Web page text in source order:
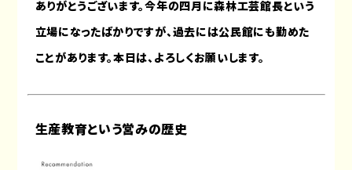
ありがとうございます。今年の四月に森林工芸館長という
立場になったばかりですが、過去には公民館にも勤めた
ことがあります。本日は、よろしくお願いします。
生産教育という営みの歴史